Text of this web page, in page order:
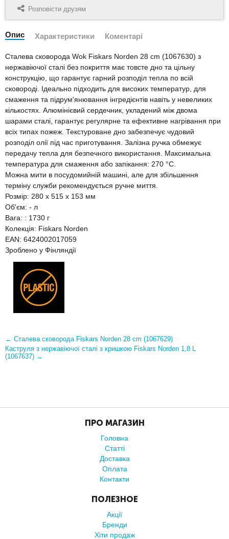
Розповісти друзям
Опис Характеристики Коментарі
Сталева сковорода Wok Fiskars Norden 28 cm (1067630) з
нержавіючої сталі без покриття має товсте дно та цільну
конструкцію, що гарантує гарний розподіл тепла по всій
сковороді. Ідеально підходить для високих температур, для
смаження та підрум'янювання інгредієнтів навіть у невеликих
кількостях. Алюмінієвий сердечник, укладений між двома
шарами сталі, гарантує регулярне та ефективне нагрівання при
всіх типах пожеж. Текстуроване дно забезпечує чудовий
розподіл олії під час приготування. Залізна ручка обмежує
передачу тепла для безпечного використання. Максимальна
температура для смаження або запікання: 270 °C.
Можна мити в посудомийній машині, але для збільшення
терміну служби рекомендується ручне миття.
Розмір: 280 x 515 x 153 мм
Об'єм: - л
Вага: : 1730 г
Колекція: Fiskars Norden
EAN: 6424002017059
Зроблено у Фінляндії
← Сталева сковорода Fiskars Norden 28 cm (1067629)
Каструля з нержавіючої сталі з кришкою Fiskars Norden 1,8 L
(1067637) →
ПРО МАГАЗИН
Головна
Статті
Доставка
Оплата
Контакти
ПОЛЕЗНОЕ
Акції
Бренди
Хіти продаж